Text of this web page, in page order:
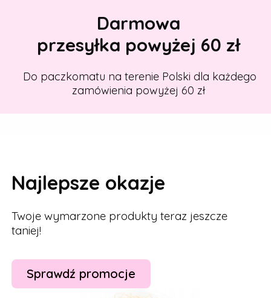
Darmowa
przesyłka powyżej 60 zł
Do paczkomatu na terenie Polski dla każdego
zamówienia powyżej 60 zł
Najlepsze okazje
Twoje wymarzone produkty teraz jeszcze
taniej!
Sprawdź promocje